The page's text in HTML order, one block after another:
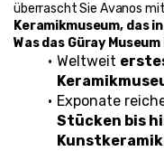
überrascht Sie Avanos
Keramikmuseum, das
Was das Güray
Weltweit
Exponate
Stücken bis